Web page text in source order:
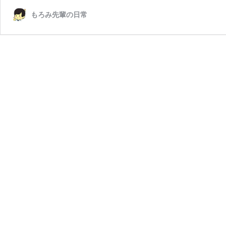
もろみ先輩の日常